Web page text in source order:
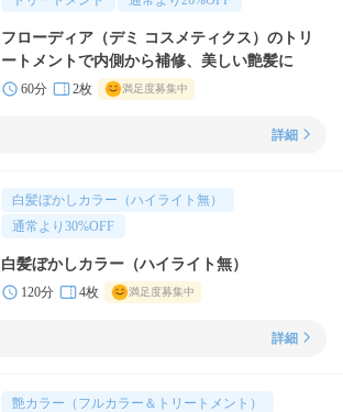
フローディア（デミ コスメティクス）のトリ
ートメントで内側から補修、美しい艶髪に
60分 2枚 満足度募集中
詳細
白髪ぼかしカラー（ハイライト無）
通常より 30%OFF
白髪ぼかしカラー（ハイライト無）
120分 4枚 満足度募集中
詳細
艶カラー（フルカラー＆トリートメント）